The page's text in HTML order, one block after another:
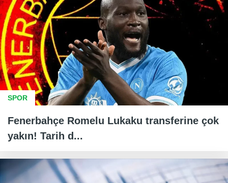
SPOR
Fenerbahçe Romelu Lukaku transferine çok
yakın! Tarih d...